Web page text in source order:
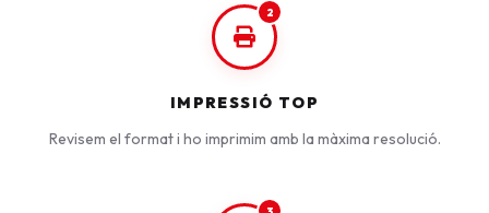
2
IMPRESSIÓ TOP
Revisem el format i ho imprimim amb la màxima resolució.